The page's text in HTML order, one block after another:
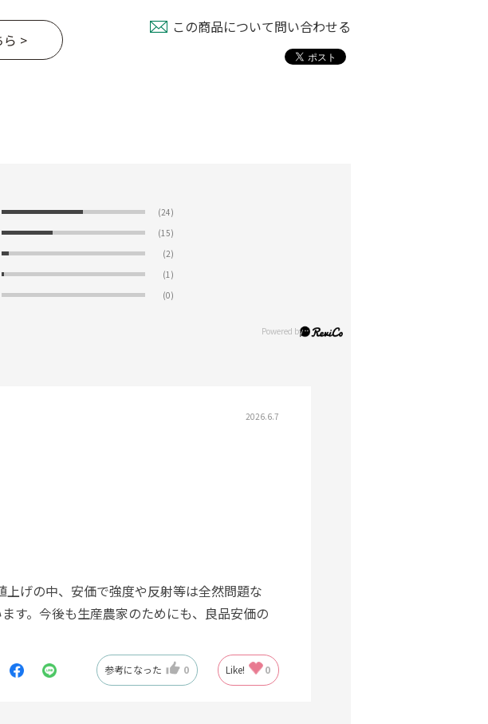
>
この商品について問い合わせる
(24)
(15)
(2)
(1)
(0)
2026.6.7
げの中、安価で強度や反射等は全然問題な
す。今後も生産農家のためにも、良品安価の
参考になった 0 Like! 0